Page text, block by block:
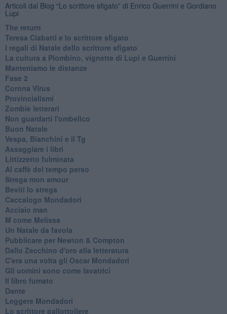
Articoli dal Blog “Lo scrittore sfigato” di Enrico Guerrini e Gordiano
Lupi
The return
Teresa Ciabatti e lo scrittore sfigato
I regali di Natale dello scrittore sfigato
La cultura a Piombino, vignette di Lupi e Guerrini
Manteniamo le distanze
Fase 2
Corona Virus
Provincialismi
Zombie letterari
Non guardarti l'ombelico
Buon Natale
Vespa, Bianchini e il Tg
Assaggiare i libri
Littizzetto fulminata
Al caffè del tempo perso
Strega mon amour
Beviti lo strega
Caccalogo Mondadori
Acciaio man
M come Melissa
Un Natale da favola
Pubblicare per Newton & Compton
Dallo Zecchino d'oro alla letteratura
C'era una volta gli Oscar Mondadori
Gli uomini sono come lavatrici
Il libro fumato
Dante
Leggere Mondadori
Lo scrittore pallottoliere